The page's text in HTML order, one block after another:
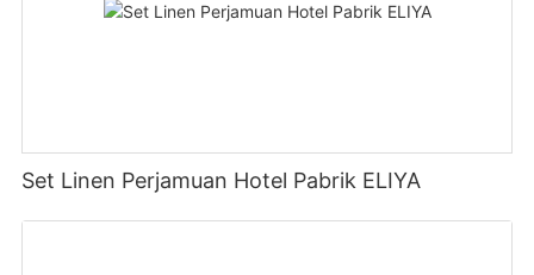
Set Linen Perjamuan Hotel Pabrik ELIYA